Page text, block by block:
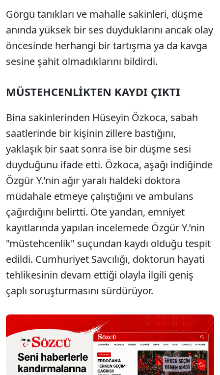
Görgü tanıkları ve mahalle sakinleri, düşme
anında yüksek bir ses duyduklarını ancak olay
öncesinde herhangi bir tartışma ya da kavga
sesine şahit olmadıklarını bildirdi.
MÜSTEHCENLİKTEN KAYDI ÇIKTI
Bina sakinlerinden Hüseyin Özkoca, sabah
saatlerinde bir kişinin zillere bastığını,
yaklaşık bir saat sonra ise bir düşme sesi
duyduğunu ifade etti. Özkoca, aşağı indiğinde
Özgür Y.’nin ağır yaralı haldeki doktora
müdahale etmeye çalıştığını ve ambulans
çağırdığını belirtti. Öte yandan, emniyet
kayıtlarında yapılan incelemede Özgür Y.’nin
"müstehcenlik" suçundan kaydı olduğu tespit
edildi. Cumhuriyet Savcılığı, doktorun hayati
tehlikesinin devam ettiği olayla ilgili geniş
çaplı soruşturmasını sürdürüyor.